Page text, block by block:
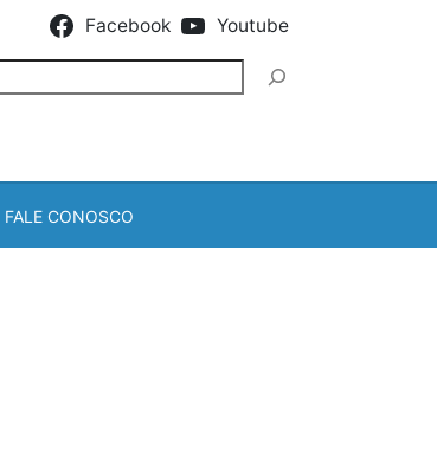
Facebook Youtube
FALE CONOSCO